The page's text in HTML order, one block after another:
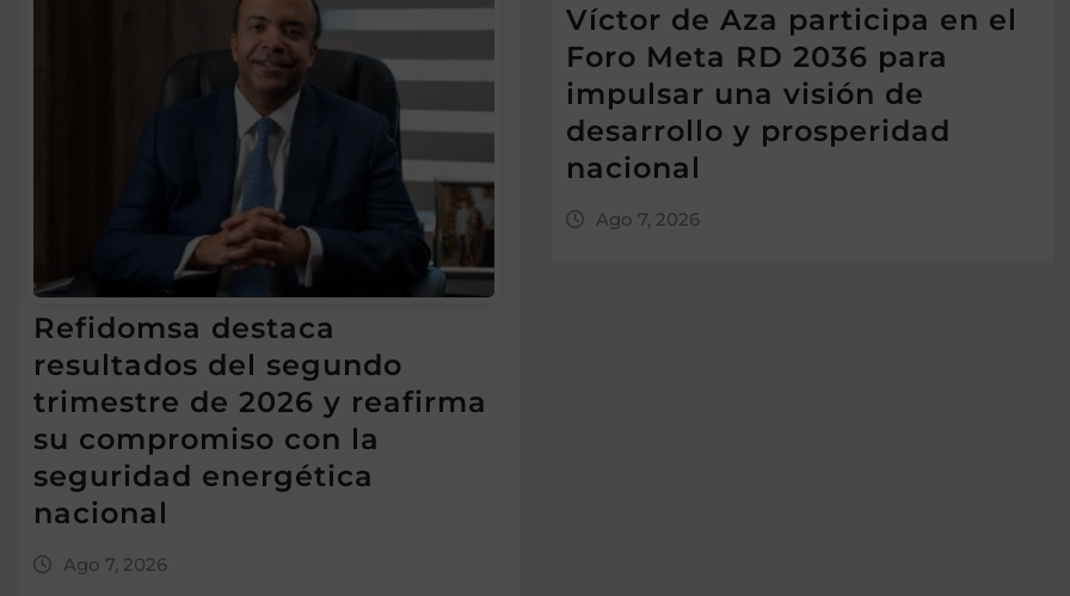
Refidomsa destaca
resultados del segundo
trimestre de 2026 y reafirma
su compromiso con la
seguridad energética
nacional
Ago 7, 2026
Víctor de Aza participa en el
Foro Meta RD 2036 para
impulsar una visión de
desarrollo y prosperidad
nacional
Ago 7, 2026